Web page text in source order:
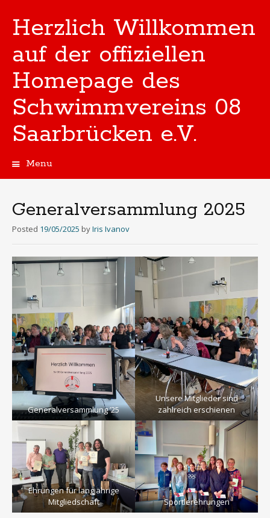
Herzlich Willkommen
auf der offiziellen
Homepage des
Schwimmvereins 08
Saarbrücken e.V.
Menu
Generalversammlung 2025
Posted 19/05/2025 byIris Ivanov
Generalversammlung ’25
Unsere Mitglieder sind
zahlreich erschienen
Ehrungen für langjährige
Mitgliedschaft
Sportlerehrungen